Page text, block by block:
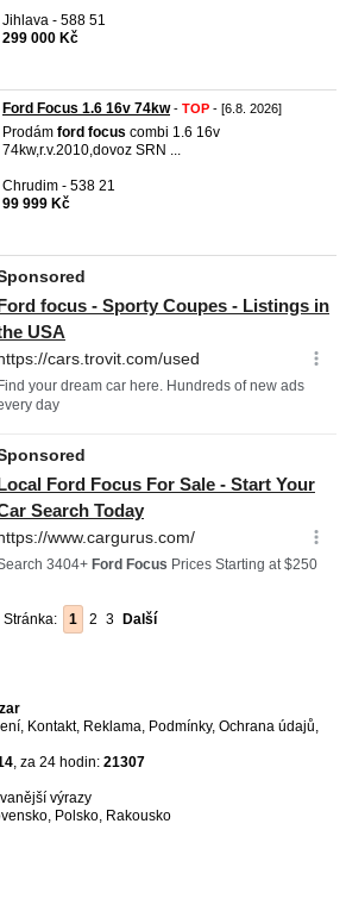
Jihlava - 588 51
299 000 Kč
Ford Focus 1.6 16v 74kw- TOP - [6.8. 2026]
Prodám ford focus combi 1.6 16v
74kw,r.v.2010,dovoz SRN ...
Chrudim - 538 21
99 999 Kč
Stránka: 1 2 3 Další
, Kontakt, Reklama, Podmínky, Ochrana údajů,
, za 24 hodin: 21307
výrazy
, Polsko, Rakousko